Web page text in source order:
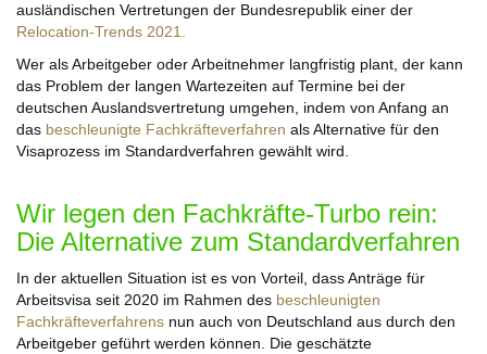
ausländischen Vertretungen der Bundesrepublik einer der
Relocation-Trends 2021.
Wer als Arbeitgeber oder Arbeitnehmer langfristig plant, der kann
das Problem der langen Wartezeiten auf Termine bei der
deutschen Auslandsvertretung umgehen, indem von Anfang an
das beschleunigte Fachkräfteverfahren als Alternative für den
Visaprozess im Standardverfahren gewählt wird.
Wir legen den Fachkräfte-Turbo rein:
Die Alternative zum Standardverfahren
In der aktuellen Situation ist es von Vorteil, dass Anträge für
Arbeitsvisa seit 2020 im Rahmen des beschleunigten
Fachkräfteverfahrens nun auch von Deutschland aus durch den
Arbeitgeber geführt werden können. Die geschätzte